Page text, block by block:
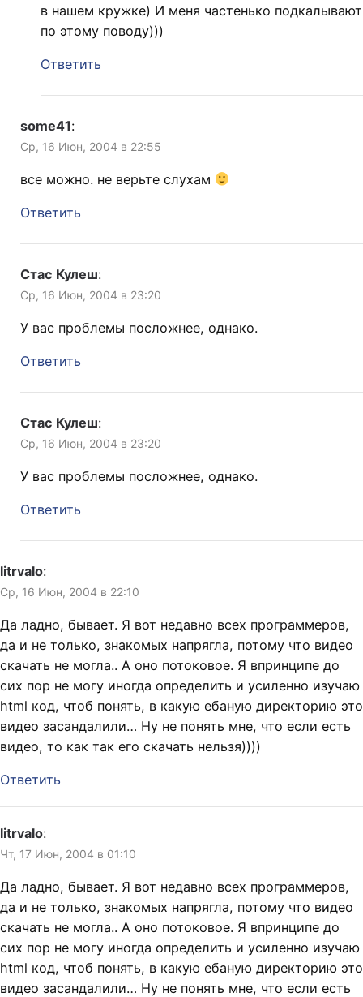
в нашем кружке) И меня частенько подкалывают
по этому поводу)))
Ответить
some41:
Ср, 16 Июн, 2004 в 22:55
все можно. не верьте слухам
Ответить
Стас Кулеш:
Ср, 16 Июн, 2004 в 23:20
У вас проблемы посложнее, однако.
Ответить
Стас Кулеш:
Ср, 16 Июн, 2004 в 23:20
У вас проблемы посложнее, однако.
Ответить
litrvalo:
Ср, 16 Июн, 2004 в 22:10
Да ладно, бывает. Я вот недавно всех программеров,
да и не только, знакомых напрягла, потому что видео
скачать не могла.. А оно потоковое. Я впринципе до
сих пор не могу иногда определить и усиленно изучаю
html код, чтоб понять, в какую ебаную директорию это
видео засандалили… Ну не понять мне, что если есть
видео, то как так его скачать нельзя))))
Ответить
litrvalo:
Чт, 17 Июн, 2004 в 01:10
Да ладно, бывает. Я вот недавно всех программеров,
да и не только, знакомых напрягла, потому что видео
скачать не могла.. А оно потоковое. Я впринципе до
сих пор не могу иногда определить и усиленно изучаю
html код, чтоб понять, в какую ебаную директорию это
видео засандалили… Ну не понять мне, что если есть